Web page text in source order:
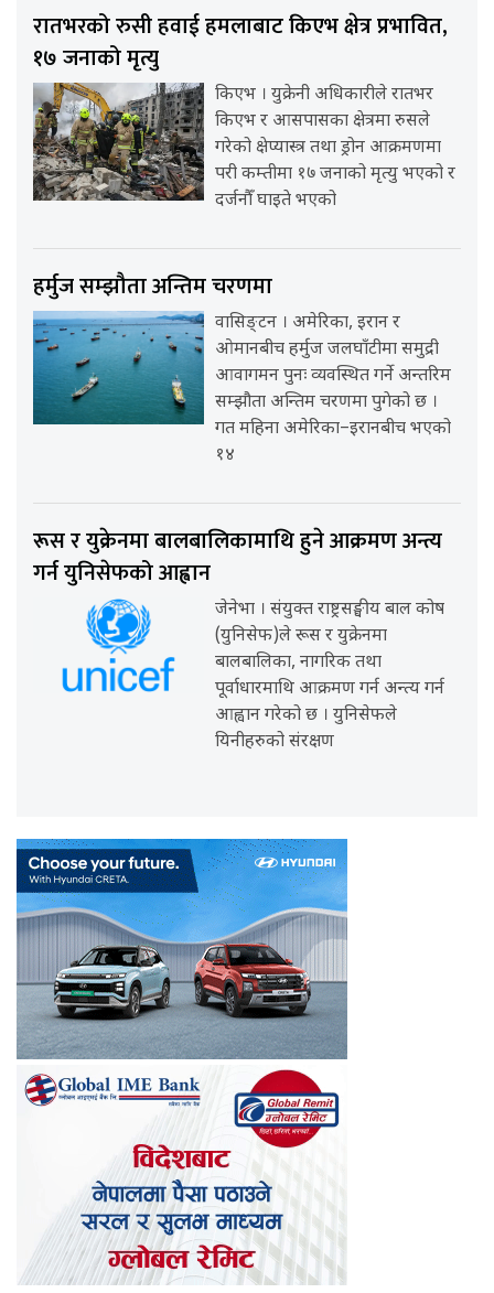
रातभरको रुसी हवाई हमलाबाट किएभ क्षेत्र प्रभावित,
१७ जनाको मृत्यु
किएभ । युक्रेनी अधिकारीले रातभर
किएभ र आसपासका क्षेत्रमा रुसले
गरेको क्षेप्यास्त्र तथा ड्रोन आक्रमणमा
परी कम्तीमा १७ जनाको मृत्यु भएको र
दर्जनौँ घाइते भएको
हर्मुज सम्झौता अन्तिम चरणमा
वासिङ्टन । अमेरिका, इरान र
ओमानबीच हर्मुज जलघाँटीमा समुद्री
आवागमन पुनः व्यवस्थित गर्ने अन्तरिम
सम्झौता अन्तिम चरणमा पुगेको छ ।
गत महिना अमेरिका–इरानबीच भएको
१४
रूस र युक्रेनमा बालबालिकामाथि हुने आक्रमण अन्त्य
गर्न युनिसेफको आह्वान
जेनेभा । संयुक्त राष्ट्रसङ्घीय बाल कोष
(युनिसेफ)ले रूस र युक्रेनमा
बालबालिका, नागरिक तथा
पूर्वाधारमाथि आक्रमण गर्न अन्त्य गर्न
आह्वान गरेको छ । युनिसेफले
यिनीहरुको संरक्षण